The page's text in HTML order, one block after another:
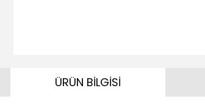
ÜRÜN BİLGİSİ